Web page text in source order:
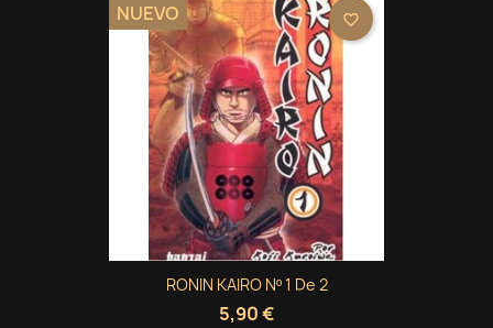
RONIN KAIRO Nº 1 De 2
5,90 €
NUEVO favorite_border